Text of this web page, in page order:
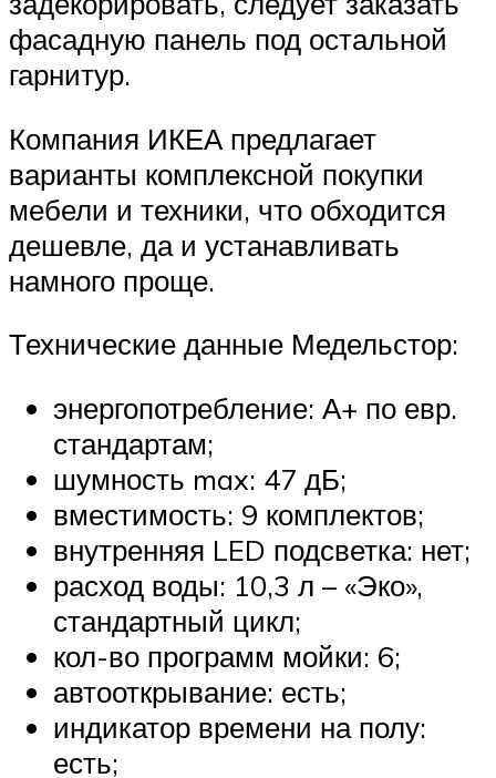
фасадную панель под остальной
гарнитур.
Компания ИКЕА предлагает
варианты комплексной покупки
мебели и техники, что обходится
дешевле, да и устанавливать
намного проще.
Технические данные Медельстор:
энергопотребление: А+ по евр.
стандартам;
шумность max: 47 дБ;
вместимость: 9 комплектов;
внутренняя LED подсветка: нет;
расход воды: 10,3 л – «Эко»,
стандартный цикл;
кол-во программ мойки: 6;
автооткрывание: есть;
индикатор времени на полу:
есть;